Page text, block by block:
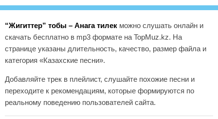
“Жигиттер” тобы – Анага тилек можно слушать онлайн и
скачать бесплатно в mp3 формате на TopMuz.kz. На
странице указаны длительность, качество, размер файла и
категория «Казахские песни».
Добавляйте трек в плейлист, слушайте похожие песни и
переходите к рекомендациям, которые формируются по
реальному поведению пользователей сайта.